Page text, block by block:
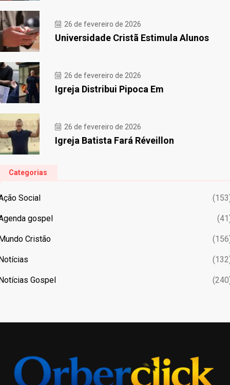
26 de fevereiro de 2026
Universidade Cristã Estimula Alunos
26 de fevereiro de 2026
Igreja Distribui Pipoca Em
26 de fevereiro de 2026
Igreja Batista Fará Réveillon
Categorias
Social
gospel
Cristão
Gospel